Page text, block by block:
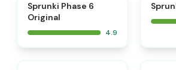
Sprunki Phase 6
Original
4.9